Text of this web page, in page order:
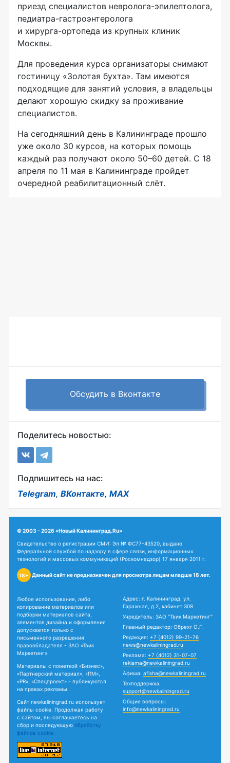
приезд специалистов невролога-эпилептолога,
педиатра-гастроэнтеролога
и хирурга-ортопеда из крупных клиник
Москвы.
Для проведения курса организаторы снимают
гостиницу «Золотая бухта». Там имеются
подходящие для занятий условия, а владельцы
делают хорошую скидку за проживание
специалистов.
На сегодняшний день в Калининграде прошло
уже около 30 курсов, на которых помощь
каждый раз получают около 50–60 детей. С 18
апреля по 11 мая в Калининграде пройдет
очередной реабилитационный слёт.
Обсудить в Вконтакте
Поделитесь новостью:
Подпишитесь на нас:
Telegram, ВКонтакте, MAX
© 2003 - 2026 «Новый Калининград.Ru»
Свидетельство о регистрации СМИ: Эл № ФС77-43520, выдано
Федеральной службой по надзору в сфере связи, информационных
технологий и массовых коммуникаций (Роскомнадзор) 17 января 2011 г.
18+ Данный сайт не предназначен для просмотра лицам младше 18 лет.
Любое использование, либо
копирование материалов или
подборки материалов сайта,
элементов дизайна и оформления
допускается только с
письменного разрешения
правообладателя - ЗАО «Твик
Маркетинг».
Материалы с пометкой «Бизнес»,
«Партнерский материал», «ПМ»,
«PR», «Спецпроект» - публикуются
на правах рекламы.
Сайт newkaliningrad.ru использует
файлы cookie. Продолжая работу
с сайтом, вы соглашаетесь на
сбор и последующую обработку
файлов cookie.
Адрес: г. Калининград, ул.
Гаражная, д.2, кабинет 308
Учредитель: ЗАО "Твик Маркетинг"
Главный редактор: Обрехт О.Г.
Редакция: +7 (4012) 99-21-76
news@newkaliningrad.ru
Реклама: +7 (4012) 31-07-07
reklama@newkaliningrad.ru
Афиша: afisha@newkaliningrad.ru
Техподдержка:
support@newkaliningrad.ru
Общие вопросы:
info@newkaliningrad.ru